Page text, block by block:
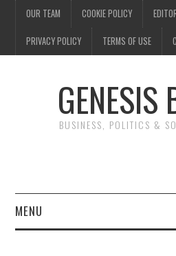
OUR TEAM COOKIE POLICY
PRIVACY POLICY TERMS OF USE
GENESIS
BUSINESS, POLITICS &
MENU